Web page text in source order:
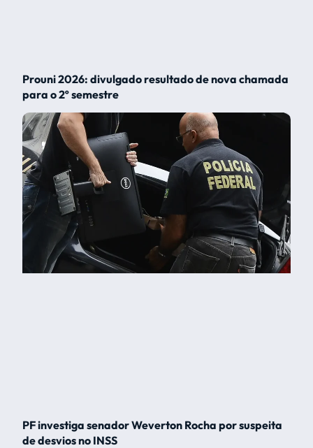
Prouni 2026: divulgado resultado de nova chamada
para o 2º semestre
PF investiga senador Weverton Rocha por suspeita
de desvios no INSS